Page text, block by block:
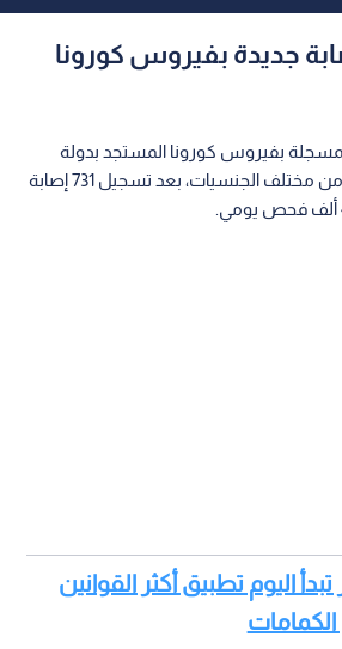
بفيروس كورونا المستجد بدولة
الإمارات إلى 23358 حالة من مختلف الجنسيات، بعد تسجيل 731 إصابة
اليوم تطبيق أكثر القوانين